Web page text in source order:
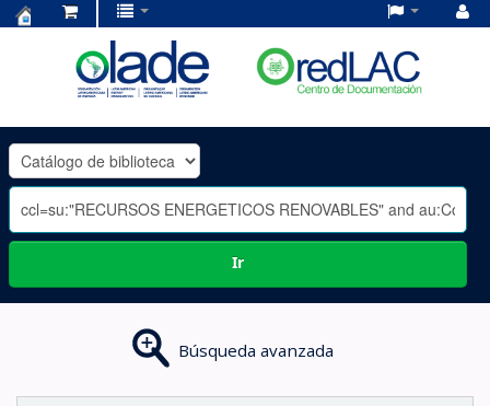
OLADE
-
Ir
Búsqueda avanzada